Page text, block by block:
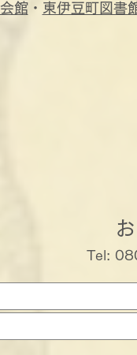
館・ 東伊豆町図書
Tel: